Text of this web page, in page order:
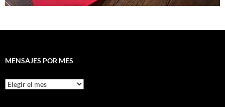
MENSAJES POR MES
Mensajes
por